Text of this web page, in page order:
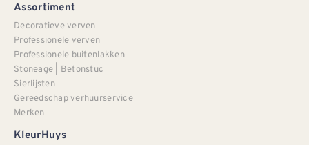
Assortiment
Decoratieve verven
Professionele verven
Professionele buitenlakken
Stoneage | Betonstuc
Sierlijsten
Gereedschap verhuurservice
Merken
KleurHuys